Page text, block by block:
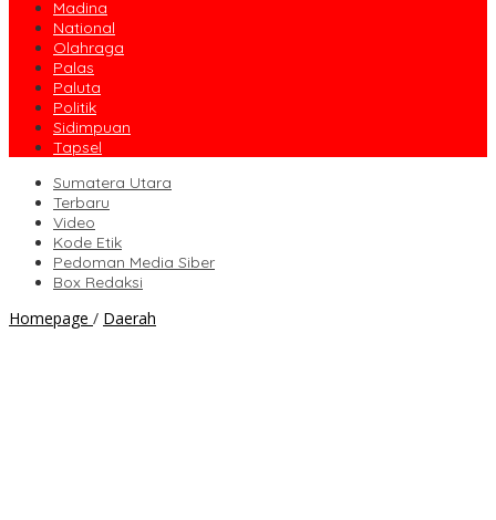
Madina
National
Olahraga
Palas
Paluta
Politik
Sidimpuan
Tapsel
Sumatera Utara
Terbaru
Video
Kode Etik
Pedoman Media Siber
Box Redaksi
Homepage / Daerah